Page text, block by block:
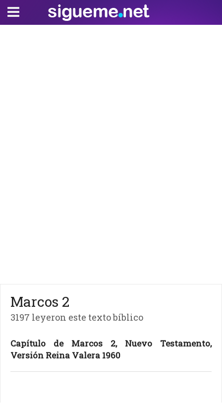
Marcos 2
3197 leyeron este texto bíblico
Capítulo de Marcos 2, Nuevo Testamento,
Versión Reina Valera 1960